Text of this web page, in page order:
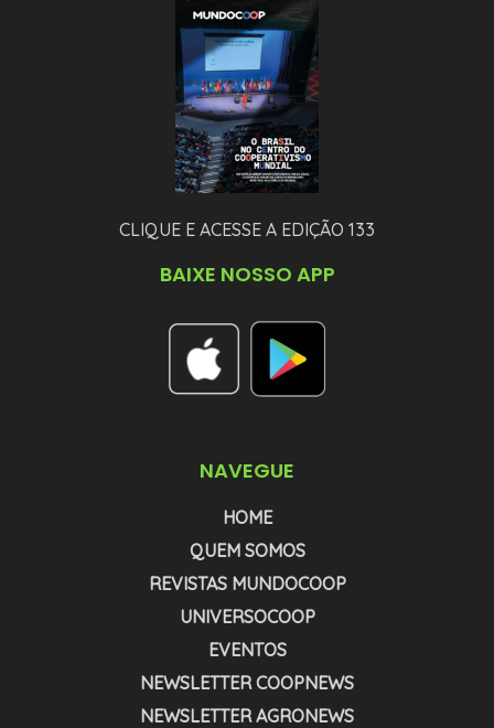
CLIQUE E ACESSE A EDIÇÃO 133
BAIXE NOSSO APP
NAVEGUE
HOME
QUEM SOMOS
REVISTAS MUNDOCOOP
UNIVERSOCOOP
EVENTOS
NEWSLETTER COOPNEWS
NEWSLETTER AGRONEWS